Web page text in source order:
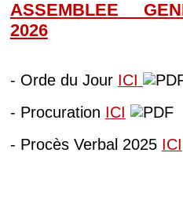
ASSEMBLEE
2026
- Orde du Jour ICI
- Procuration ICI
- Procès Verbal 2025 ICI